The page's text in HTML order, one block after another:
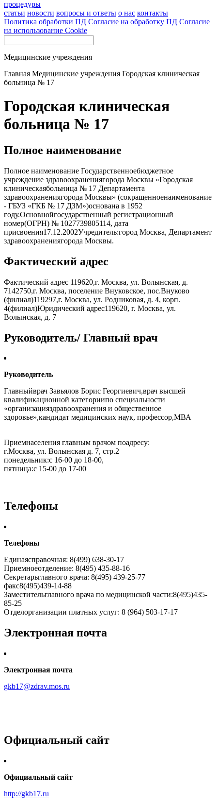
процедуры
статьи новости вопросы и ответы о нас контакты
Политика обработки ПД Согласие на обработку ПД Согласие
на использование Cookie
Медицинские учреждения
Главная Медицинские учреждения Городская клиническая
больница № 17
Городская клиническая
больница № 17
Полное наименование
Полное наименование Государственноебюджетное
учреждение здравоохранениягорода Москвы «Городская
клиническаябольница № 17 Департамента
здравоохранениягорода Москвы» (сокращенноенаименование
- ГБУЗ «ГКБ № 17 ДЗМ»)основана в 1952
году.Основнойгосударственный регистрационный
номер(ОГРН) № 1027739805114, дата
присвоения17.12.2002Учредитель:город Москва, Департамент
здравоохранениягорода Москвы.
Фактический адрес
Фактический адрес 119620,г. Москва, ул. Волынская, д.
7142750,г. Москва, поселение Внуковское, пос.Внуково
(филиал)119297,г. Москва, ул. Родниковая, д. 4, корп.
4(филиал)Юридический адрес119620, г. Москва, ул.
Волынская, д. 7
Руководитель/ Главный врач
Руководитель
Главныйврач Завьялов Борис Георгиевич,врач высшей
квалификационной категориипо специальности
«организацияздравоохранения и общественное
здоровье»,кандидат медицинских наук, профессор,МВА
Приемнаселения главным врачом поадресу:
г.Москва, ул. Волынская д. 7, стр.2
понедельник:с 16-00 до 18-00,
пятница:с 15-00 до 17-00
Телефоны
Телефоны
Единаясправочная: 8(499) 638-30-17
Приемноеотделение: 8(495) 435-88-16
Секретарьглавного врача: 8(495) 439-25-77
факс8(495)439-14-88
Заместительглавного врача по медицинской части:8(495)435-
85-25
Отделорганизации платных услуг: 8 (964) 503-17-17
Электронная почта
Электронная почта
gkb17@zdrav.mos.ru
Официальный сайт
Официальный сайт
http://gkb17.ru